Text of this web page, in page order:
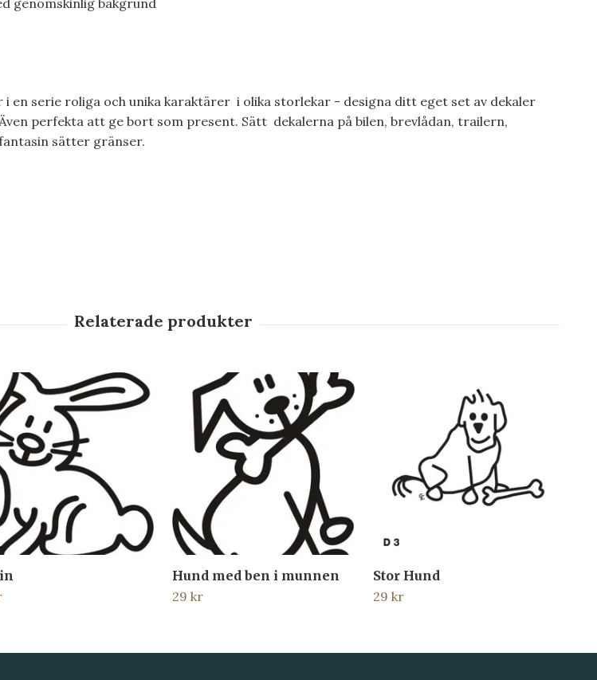
i en serie roliga och unika karaktärer i olika storlekar - designa ditt eget set av dekaler
perfekta att ge bort som present. Sätt dekalerna på bilen, brevlådan, trailern,
sätter gränser.
Hund med ben i munnen
29 kr
Stor Hund
29 kr